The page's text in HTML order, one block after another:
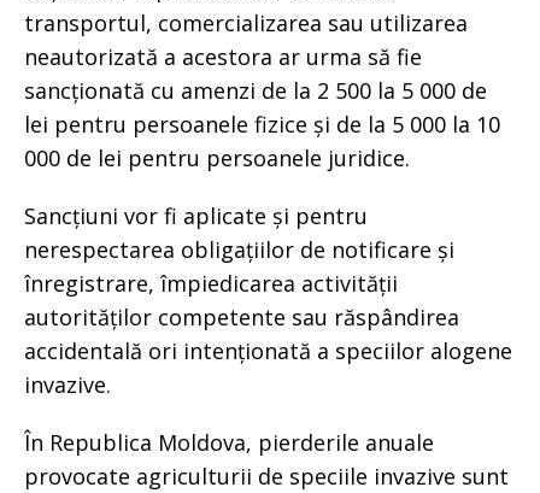
transportul, comercializarea sau utilizarea
neautorizată a acestora ar urma să fie
sancționată cu amenzi de la 2 500 la 5 000 de
lei pentru persoanele fizice și de la 5 000 la 10
000 de lei pentru persoanele juridice.
Sancțiuni vor fi aplicate și pentru
nerespectarea obligațiilor de notificare și
înregistrare, împiedicarea activității
autorităților competente sau răspândirea
accidentală ori intenționată a speciilor alogene
invazive.
În Republica Moldova, pierderile anuale
provocate agriculturii de speciile invazive sunt